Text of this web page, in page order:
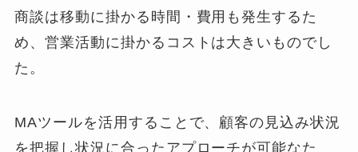
商談は移動に掛かる時間・費用も発生するた
め、営業活動に掛かるコストは大きいものでし
た。
MAツールを活用することで、顧客の見込み状況
を把握し状況に合ったアプローチが可能なた